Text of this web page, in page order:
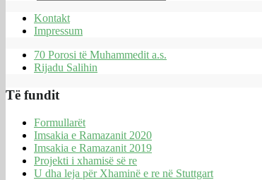
Kontakt
Impressum
70 Porosi të Muhammedit a.s.
Rijadu Salihin
Të fundit
Formullarët
Imsakia e Ramazanit 2020
Imsakia e Ramazanit 2019
Projekti i xhamisë së re
U dha leja për Xhaminë e re në Stuttgart